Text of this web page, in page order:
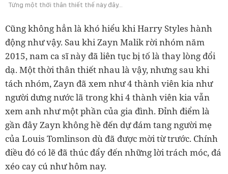
Từng một thời thân thiết thế này đây...
Cũng không hẳn là khó hiểu khi Harry Styles hành
động như vậy. Sau khi Zayn Malik rời nhóm năm
2015, nam ca sĩ này đã liên tục bị tố là thay lòng đổi
dạ. Một thời thân thiết nhau là vậy, nhưng sau khi
tách nhóm, Zayn đã xem như 4 thành viên kia như
người dưng nước lã trong khi 4 thành viên kia vẫn
xem anh như một phần của gia đình. Đỉnh điểm là
gần đây Zayn không hề đến dự đám tang người mẹ
của Louis Tomlinson dù đã được mời từ trước. Chính
điều đó có lẽ đã thúc đẩy đến những lời trách móc, đá
xéo cay cú như hôm nay.